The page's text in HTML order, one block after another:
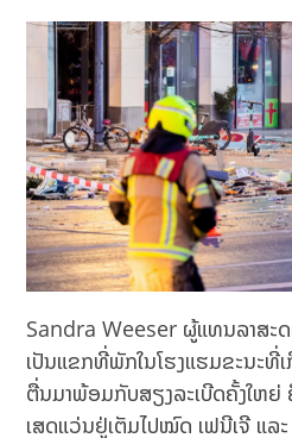
Sandra Weeser ຜູ້ແທນລາສະ
ເປັນແຂກທີ່ພັກໃນໂຮງແຮມຂະນະທີ່
ຕື່ນມາພ້ອມກັບສຽງລະເບີດຄັ້ງໃຫຍ່
ເສດແວ່ນຢູ່ເຕັມໄປໝົດ ເຟນີເຈີ ແລ